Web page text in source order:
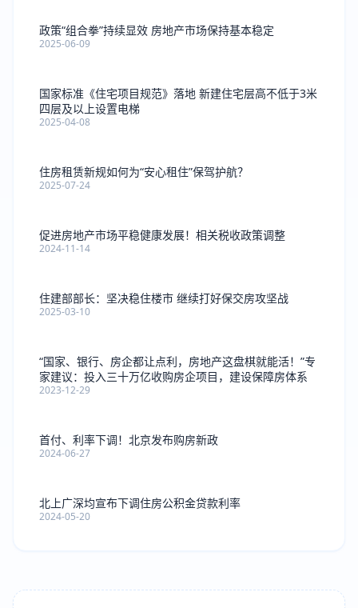
政策“组合拳”持续显效 房地产市场保持基本稳定
2025-06-09
国家标准《住宅项目规范》落地 新建住宅层高不低于3米
四层及以上设置电梯
2025-04-08
住房租赁新规如何为“安心租住”保驾护航？
2025-07-24
促进房地产市场平稳健康发展！相关税收政策调整
2024-11-14
住建部部长：坚决稳住楼市 继续打好保交房攻坚战
2025-03-10
“国家、银行、房企都让点利，房地产这盘棋就能活！”专
家建议：投入三十万亿收购房企项目，建设保障房体系
2023-12-29
首付、利率下调！北京发布购房新政
2024-06-27
北上广深均宣布下调住房公积金贷款利率
2024-05-20